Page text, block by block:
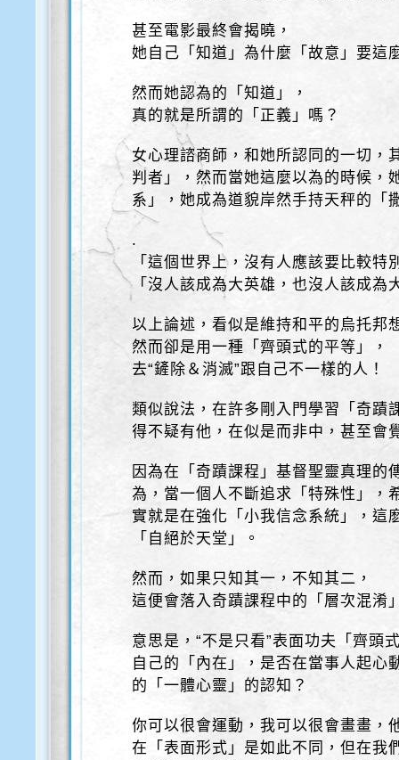
甚至電影最終會揭曉，
她自己「知道」為什麼「故意」要這
然而她認為的「知道」，
真的就是所謂的「正義」嗎？
女心理諮商師，和她所認同的一切，
判者」，然而當她這麼以為的時候，
系」，她成為道貌岸然手持天秤的「
.
「這個世界上，沒有人應該要比較特
「沒人該成為大英雄，也沒人該成為
以上論述，看似是維持和平的烏托邦
然而卻是用一種「齊頭式的平等」，
去“鏟除＆消滅”跟自己不一樣的人！
類似說法，在許多剛入門學習「奇蹟
得不疑有他，在似是而非中，甚至會
因為在「奇蹟課程」基督聖靈真理的
為，當一個人不斷追求「特殊性」，
實就是在強化「小我信念系統」，這
「自絕於天堂」。
然而，如果只知其一，不知其二，
這便會落入奇蹟課程中的「層次混淆
意思是，“不是只看”表面功夫「齊頭
自己的「內在」，是否在當事人起心
的「一體心靈」的認知？
你可以很會運動，我可以很會畫畫，
在「表面形式」是如此不同，但在我